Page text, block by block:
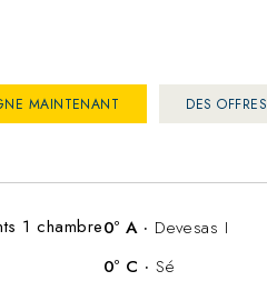
MAINTENANT DES OFFRES
1 chambre0º A · Devesas I
0º C ·Sé